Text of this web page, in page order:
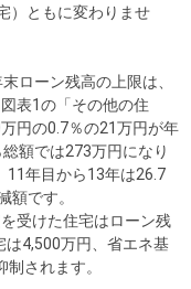
）ともに変わりませ
ローン残高の上限は、
表1の「その他の住
円の0.7％の21万円が年
額では273万円になり
11年目から13年は26.7
額です。
受けた住宅はローン残
は4,500万円、省エネ基
されます。